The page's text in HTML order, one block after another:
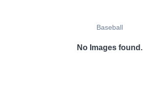
Baseball
No Images found.